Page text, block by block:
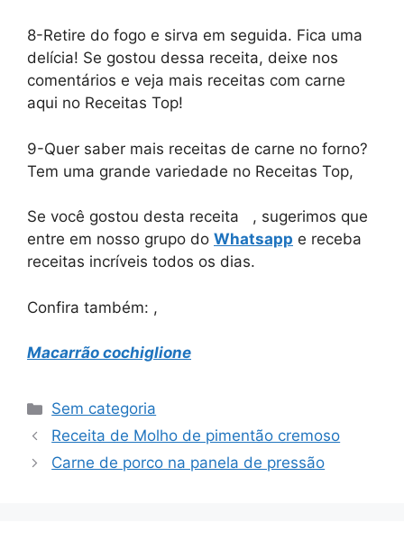
8-Retire do fogo e sirva em seguida. Fica uma
delícia! Se gostou dessa receita, deixe nos
comentários e veja mais receitas com carne
aqui no Receitas Top!
9-Quer saber mais receitas de carne no forno?
Tem uma grande variedade no Receitas Top,
Se você gostou desta receita , sugerimos que
entre em nosso grupo do Whatsapp e receba
receitas incríveis todos os dias.
Confira também: ,
Macarrão cochiglione
Categorias
Sem categoria
Receita de Molho de pimentão cremoso
Carne de porco na panela de pressão